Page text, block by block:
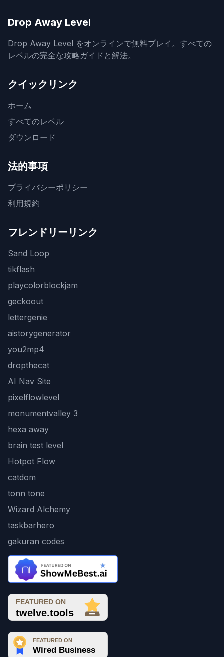
Drop Away Level
Drop Away Level をオンラインで無料プレイ。すべての
レベルの完全な攻略ガイドと解法。
クイックリンク
ホーム
すべてのレベル
ダウンロード
法的事項
プライバシーポリシー
利用規約
フレンドリーリンク
Sand Loop
tikflash
playcolorblockjam
geckoout
lettergenie
aistorygenerator
you2mp4
dropthecat
AI Nav Site
pixelflowlevel
monumentvalley 3
hexa away
brain test level
Hotpot Flow
catdom
tonn tone
Wizard Alchemy
taskbarhero
gakuran codes